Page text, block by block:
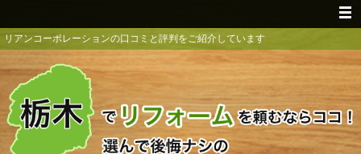
リアンコーポレーションの口コミと評判をご紹介しています